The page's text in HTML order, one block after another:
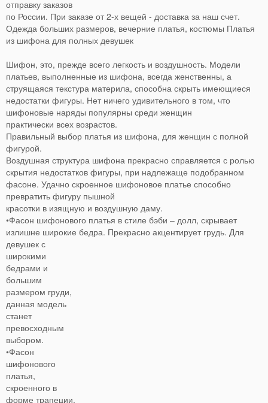
отправку заказов
по России. При заказе от 2-х вещей - доставка за наш счет.
Одежда больших размеров, вечерние платья, костюмы Платья
из шифона для полных девушек
Шифон, это, прежде всего легкость и воздушность. Модели
платьев, выполненные из шифона, всегда женственны, а
струящаяся текстура материла, способна скрыть имеющиеся
недостатки фигуры. Нет ничего удивительного в том, что
шифоновые наряды популярны среди женщин
практически всех возрастов.
Правильный выбор платья из шифона, для женщин с полной
фигурой.
Воздушная структура шифона прекрасно справляется с ролью
скрытия недостатков фигуры, при надлежаще подобранном
фасоне. Удачно скроенное шифоновое платье способно
превратить фигуру пышной
красотки в изящную и воздушную даму.
•Фасон шифонового платья в стиле бэби – долл, скрывает
излишне широкие бедра. Прекрасно акцентирует грудь. Для
девушек с
широкими
бедрами и
большим
размером груди,
данная модель
станет
превосходным
выбором.
•Фасон
шифонового
платья,
скроенного в
форме трапеции,